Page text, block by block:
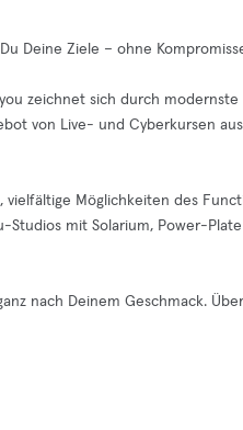
Deine Ziele – ohne
zeichnet sich durch
von Live- und Cyberkursen
Möglichkeiten des
mit Solarium, Power-
nach Deinem Geschmack.